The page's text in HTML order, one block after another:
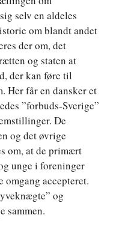
selv en aldeles
om blandt andet
der om, det
og staten at
der kan føre til
Her får en dansker et
”forbuds-Sverige”
De
og det øvrige
om, at de primært
unge i foreninger
accepteret.
og
sammen.